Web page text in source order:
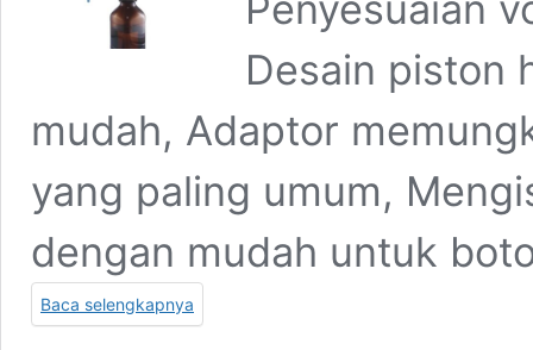
Desain piston
mudah, Adaptor
yang paling umum,
dengan mudah untuk
Baca selengkapnya